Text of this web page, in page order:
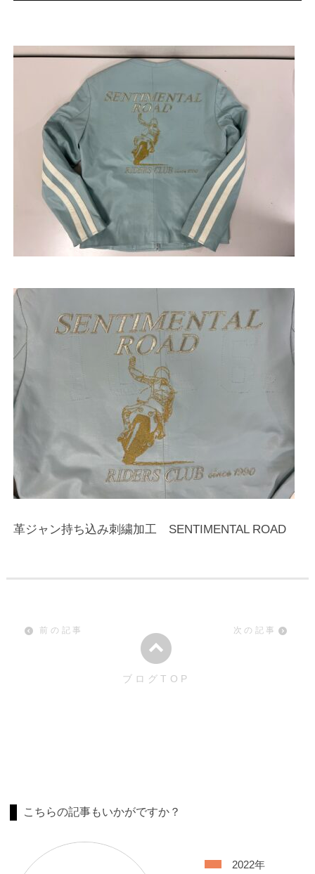
革ジャン持ち込み刺繍加工 SENTIMENTAL ROAD
前の記事
ブログTOP
次の記事
こちらの記事もいかがですか？
2022年